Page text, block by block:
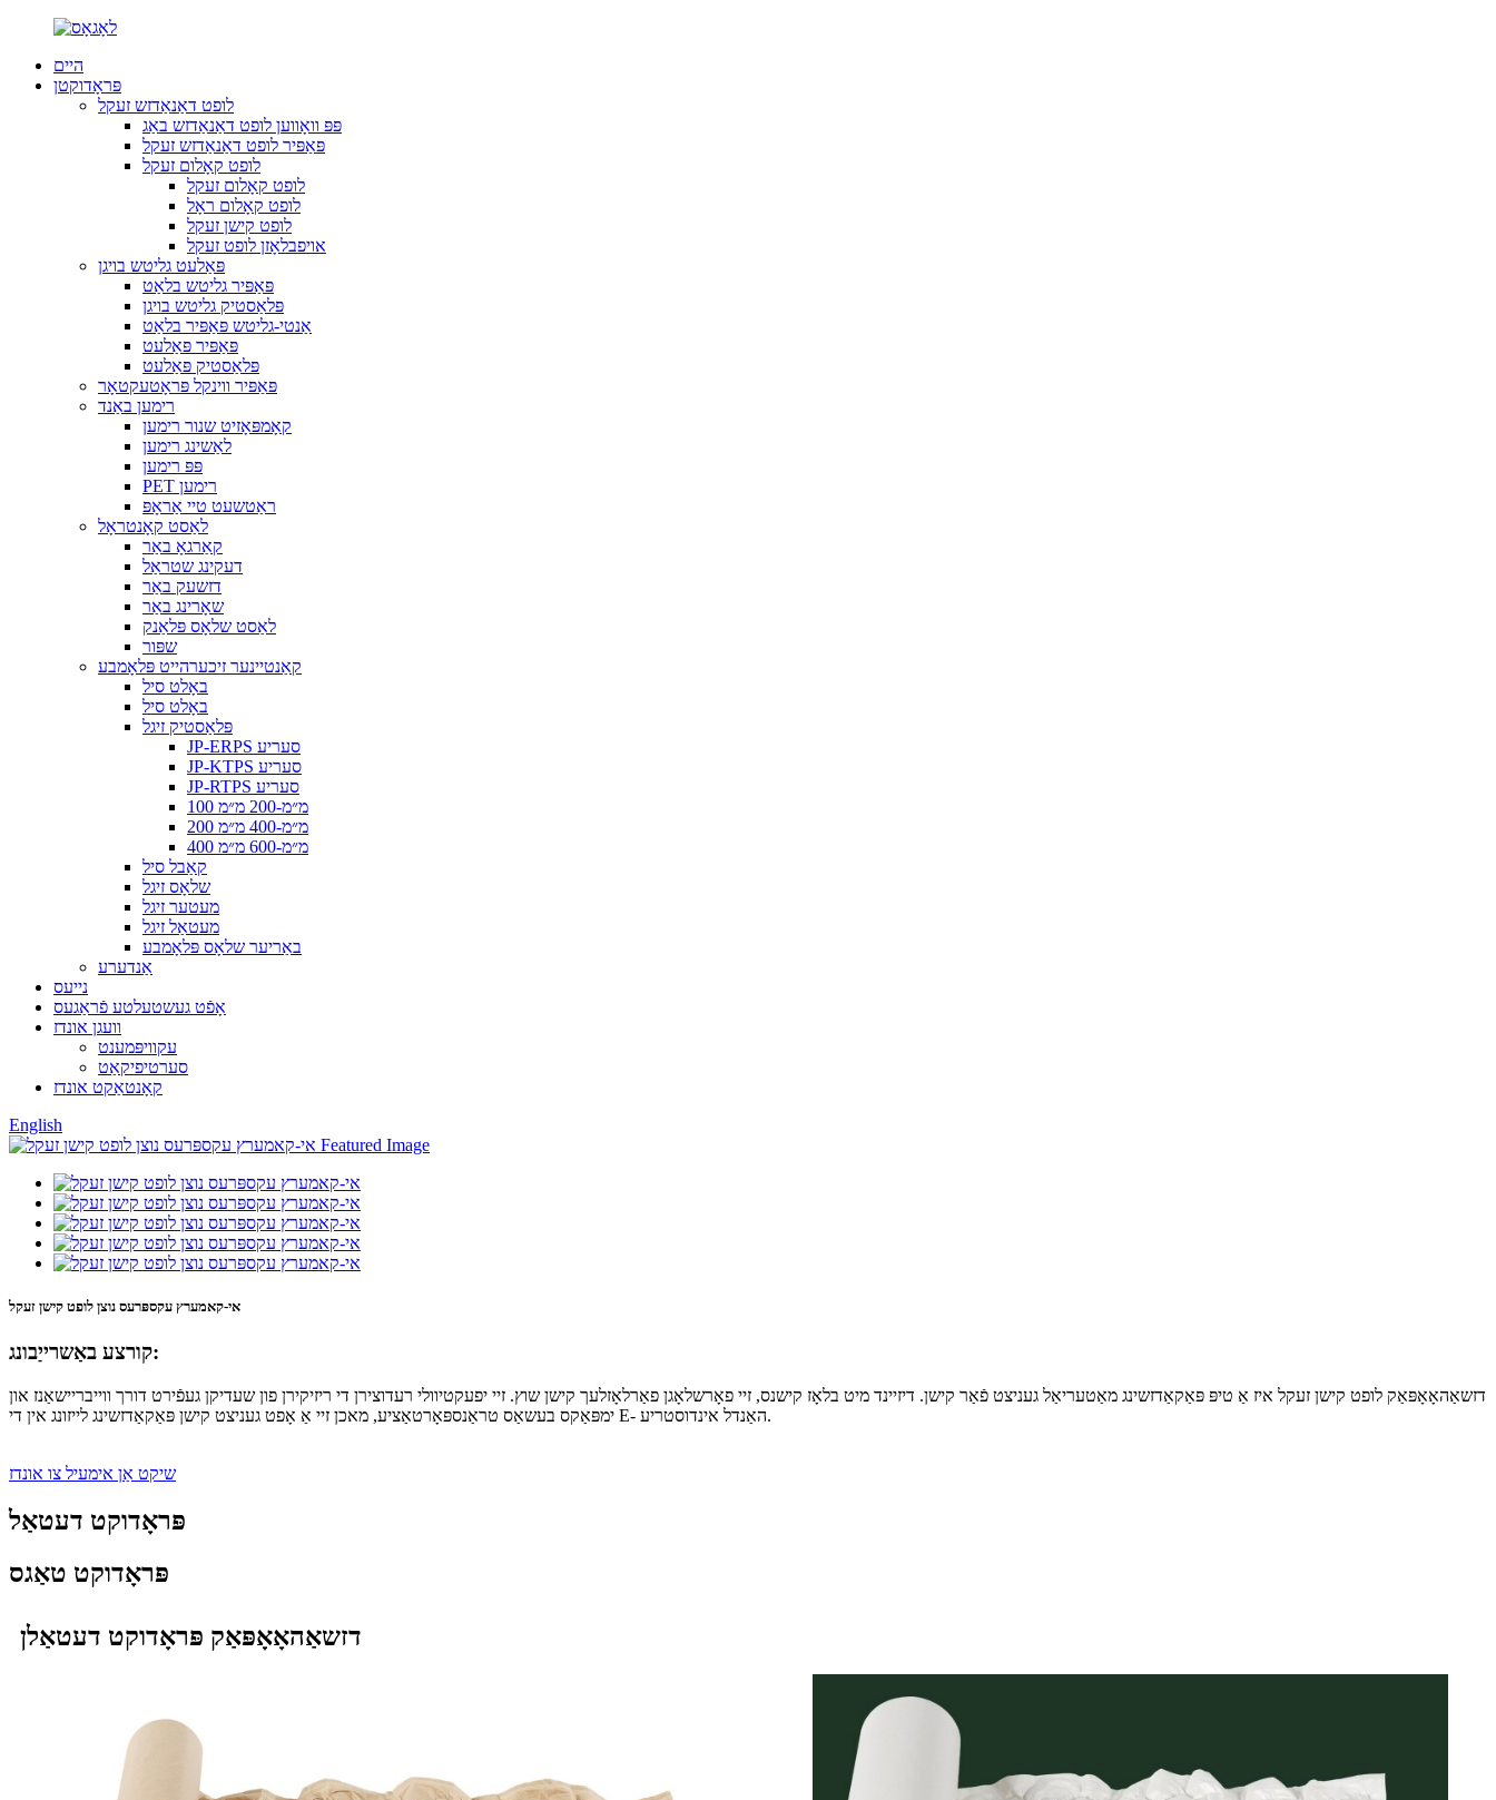
היים
פּראָדוקטן
לופט דאַנאַדזש זעקל
פּפּ וואָווען לופט דאַנאַדזש באַג
פּאַפּיר לופט דאַנאַדזש זעקל
לופט קאָלום זעקל
לופט קאָלום זעקל
לופט קאָלום ראָל
לופט קישן זעקל
אויפבלאָזן לופט זעקל
פּאַלעט גליטש בויגן
פּאַפּיר גליטש בלאַט
פּלאַסטיק גליטש בויגן
אַנטי-גליטש פּאַפּיר בלאַט
פּאַפּיר פּאַלעט
פּלאַסטיק פּאַלעט
פּאַפּיר ווינקל פּראָטעקטאָר
רימען באַנד
קאָמפּאָזיט שנור רימען
לאַשינג רימען
פּפּ רימען
PET רימען
ראַטשעט טיי אַראָפּ
לאַסט קאָנטראָל
קאַרגאָ באַר
דעקינג שטראַל
דזשעק באַר
שאָרינג באַר
לאַסט שלאָס פּלאַנק
שפּור
קאַנטיינער זיכערהייט פּלאָמבע
באָלט סיל
באָלט סיל
פּלאַסטיק זיגל
JP-ERPS סעריע
JP-KTPS סעריע
JP-RTPS סעריע
100 מ״מ-200 מ״מ
200 מ״מ-400 מ״מ
400 מ״מ-600 מ״מ
קאַבל סיל
שלאָס זיגל
מעטער זיגל
מעטאַל זיגל
באַריער שלאָס פּלאָמבע
אַנדערע
נייעס
אָפֿט געשטעלטע פֿראַגעס
וועגן אונדז
עקוויפּמענט
סערטיפיקאַט
קאָנטאַקט אונדז
English
אי-קאמערץ עקספּרעס נוצן לופט קישן זעקל
קורצע באַשרייַבונג:
דזשאַהאָאָפּאַק לופט קישן זעקל איז אַ טיפּ פּאַקאַדזשינג מאַטעריאַל געניצט פֿאַר קישן. דיזיינד מיט בלאָז קישנס, זיי פאָרשלאָגן פאַרלאָזלעך קישן שוץ. זיי יפעקטיוולי רעדוצירן די ריזיקירן פון שעדיקן געפֿירט דורך ווייבריישאַנז און
ימפּאַקס בעשאַס טראַנספּאָרטאַציע, מאכן זיי אַ אָפט געניצט קישן פּאַקאַדזשינג לייזונג אין די E- האַנדל אינדוסטריע.
שיקט אַן אימעיל צו אונדז
פּראָדוקט דעטאַל
פּראָדוקט טאַגס
דזשאַהאָאָפּאַק פּראָדוקט דעטאַלן